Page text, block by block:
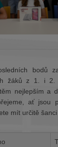
bodů
žáků z 1. i 2.
nejlepším a
ať jsou
mít určitě